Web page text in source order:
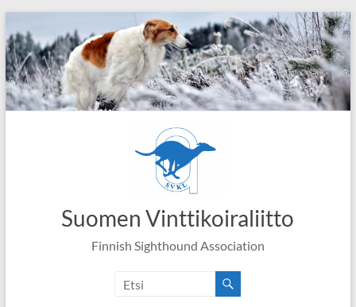
to
content
Suomen Vinttikoiraliitto
Finnish Sighthound Association